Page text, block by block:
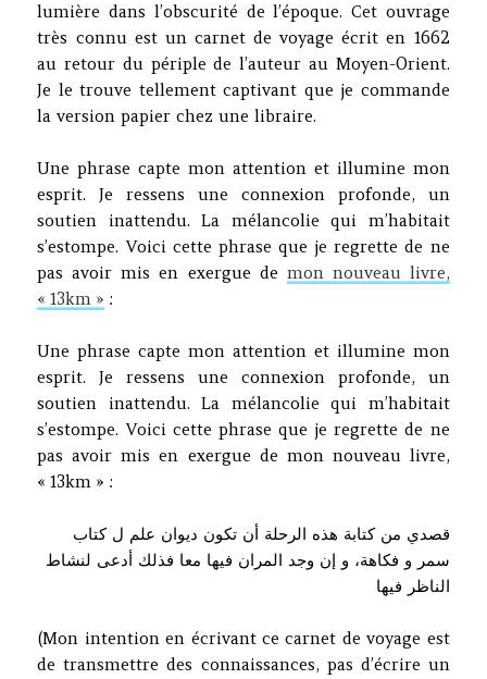
lumière dans l’obscurité de l’époque. Cet ouvrage
très connu est un carnet de voyage écrit en 1662
au retour du périple de l’auteur au Moyen-Orient.
Je le trouve tellement captivant que je commande
la version papier chez une libraire.
Une phrase capte mon attention et illumine mon
esprit. Je ressens une connexion profonde, un
soutien inattendu. La mélancolie qui m’habitait
s’estompe. Voici cette phrase que je regrette de ne
pas avoir mis en exergue de mon nouveau livre,
« 13km » :
Une phrase capte mon attention et illumine mon
esprit. Je ressens une connexion profonde, un
soutien inattendu. La mélancolie qui m’habitait
s’estompe. Voici cette phrase que je regrette de ne
pas avoir mis en exergue de mon nouveau livre,
« 13km » :
قصدي من كتابة هذه الرحلة أن تكون ديوان علم ل كتاب
سمر و فكاهة، و إن وجد المران فيها معا فذلك أدعى لنشاط
الناظر فيها
(Mon intention en écrivant ce carnet de voyage est
de transmettre des connaissances, pas d’écrire un